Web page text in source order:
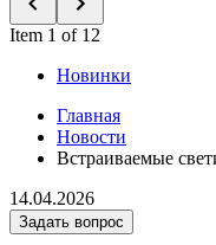
Item 1 of 12
Новинки
Главная
Новости
Встраиваемые
14.04.2026
Задать вопрос